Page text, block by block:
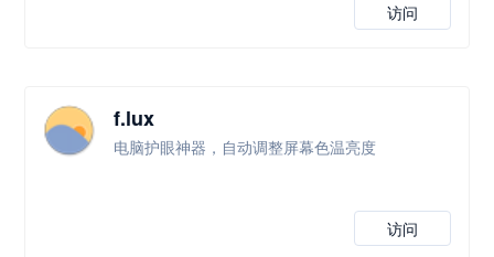
访问
f.lux
电脑护眼神器，自动调整屏幕色温亮度
访问